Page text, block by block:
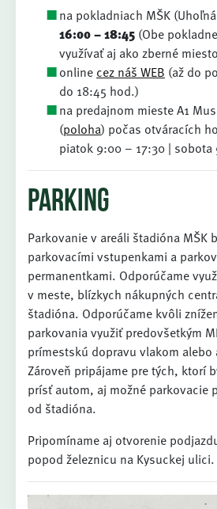
na pokladniach MŠK
16:00 – 18:45 (Obe
využívať aj ako zberné
online cez náš WEB (až do
do 18:45 hod.)
na predajnom mieste A1
(poloha) počas otváracích
piatok 9:00 – 17:30 |
Parking
Parkovanie v areáli štadióna MŠK
parkovacími vstupenkami a
permanentkami. Odporúčame
v meste, blízkych nákupných
štadióna. Odporúčame kvôli
parkovania využiť predovšetkým
prímestskú dopravu vlakom
Zároveň pripájame pre tých, ktorí
prísť autom, aj možné parkovacie
od štadióna.
Pripomíname aj otvorenie
popod železnicu na Kysuckej ulici.